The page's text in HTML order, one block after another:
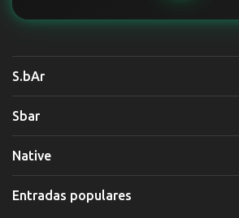
S.bAr
Sbar
Native
Entradas populares